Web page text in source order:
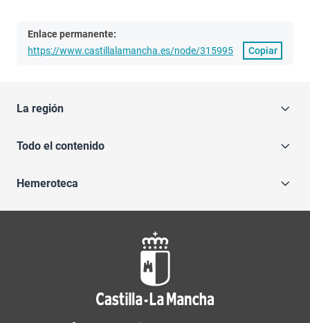
Enlace permanente:
https://www.castillalamancha.es/node/315995
Copiar
La región
Todo el contenido
Hemeroteca